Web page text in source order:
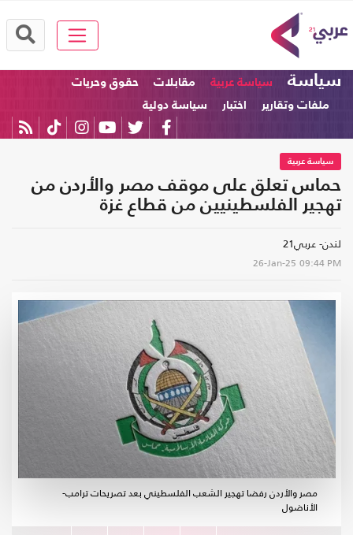
سياسة سياسة عربية مقابلات
حقوق وحريات
ملفات وتقارير
اختبار سياسة دولية
سياسة عربية
حماس تعلق على موقف مصر والأردن من
تهجير الفلسطينيين من قطاع غزة
لندن- عربي21
26-Jan-25 09:44 PM
مصر والأردن رفضا تهجير الشعب الفلسطيني بعد تصريحات ترامب-
الأناضول